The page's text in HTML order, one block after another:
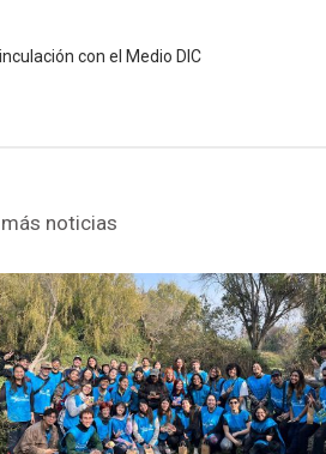
con el Medio DIC
noticias